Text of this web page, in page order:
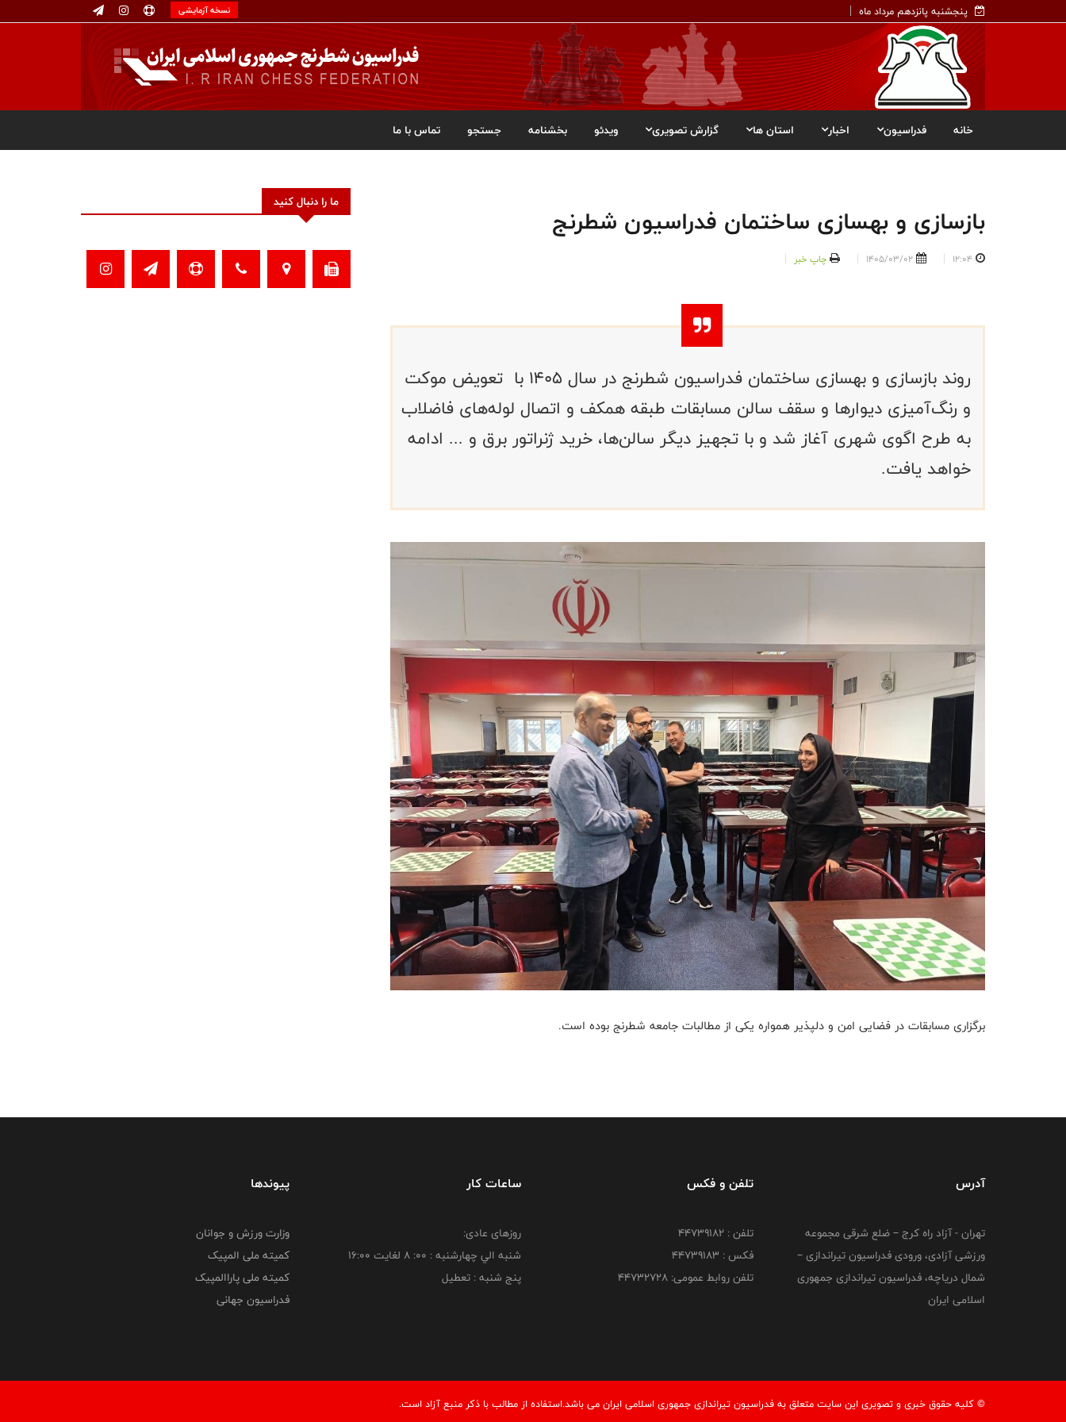
پنجشنبه پانزدهم مرداد ماه نسخه آزمایشی
خانه فدراسیون اخبار استان ها گزارش تصویری ویدئو بخشنامه جستجو تماس با ما
بازسازی و بهسازی ساختمان فدراسیون شطرنج
12:04
1405/03/02 چاپ خبر
روند بازسازی و بهسازی ساختمان فدراسیون شطرنج در سال ۱۴۰۵ با تعویض موکت
و رنگ‌آمیزی دیوارها و سقف سالن مسابقات طبقه همکف و اتصال لوله‌های فاضلاب
به طرح اگوی شهری آغاز شد و با تجهیز دیگر سالن‌ها، خرید ژنراتور برق و ... ادامه
خواهد یافت.
برگزاری مسابقات در فضایی امن و دلپذیر همواره یکی از مطالبات جامعه شطرنج بوده است.
ما را دنبال کنید
آدرس
تهران - آزاد راه کرج – ضلع شرقی مجموعه
ورزشی آزادی، ورودی فدراسیون تیراندازی –
شمال دریاچه، فدراسیون تیراندازی جمهوری
اسلامی ایران
تلفن و فکس
تلفن : ۴۴۷۳۹۱۸۲
فکس : ۴۴۷۳۹۱۸3
تلفن روابط عمومی: ۴۴۷۳۲۷۲۸
ساعات کار
روزهای عادی:
شنبه الي چهارشنبه : 00: 8 لغايت 16:00
پنج شنبه : تعطیل
پیوندها
وزارت ورزش و جوانان
کمیته ملی المپیک
کمیته ملی پاراالمپیک
فدراسیون جهانی
© کليه حقوق خبری و تصويری اين سايت متعلق به فدراسیون تیراندازی جمهوری اسلامی ایران می باشد.استفاده از مطالب با ذكر منبع آزاد است.